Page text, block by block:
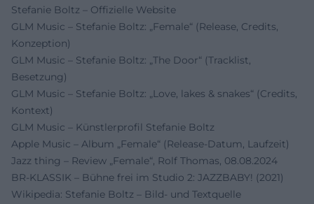
Stefanie Boltz – Offizielle Website
GLM Music – Stefanie Boltz: „Female“ (Release, Credits,
Konzeption)
GLM Music – Stefanie Boltz: „The Door“ (Tracklist,
Besetzung)
GLM Music – Stefanie Boltz: „Love, lakes & snakes“ (Credits,
Kontext)
GLM Music – Künstlerprofil Stefanie Boltz
Apple Music – Album „Female“ (Release-Datum, Laufzeit)
Jazz thing – Review „Female“, Rolf Thomas, 08.08.2024
BR-KLASSIK – Bühne frei im Studio 2: JAZZBABY! (2021)
Wikipedia: Stefanie Boltz – Bild- und Textquelle